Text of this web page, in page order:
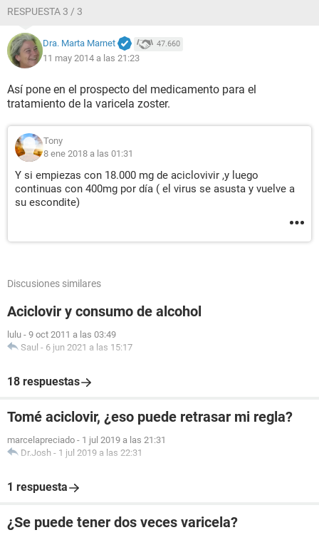
RESPUESTA 3 / 3
Dra. Marta Marnet 47.660
11 may 2014 a las 21:23
Así pone en el prospecto del medicamento para el
tratamiento de la varicela zoster.
Tony
8 ene 2018 a las 01:31
Y si empiezas con 18.000 mg de aciclovivir ,y luego
continuas con 400mg por día ( el virus se asusta y vuelve a
su escondite)
Discusiones similares
Aciclovir y consumo de alcohol
lulu - 9 oct 2011 a las 03:49
Saul - 6 jun 2021 a las 15:17
18 respuestas
Tomé aciclovir, ¿eso puede retrasar mi regla?
marcelapreciado - 1 jul 2019 a las 21:31
Dr.Josh - 1 jul 2019 a las 22:31
1 respuesta
¿Se puede tener dos veces varicela?